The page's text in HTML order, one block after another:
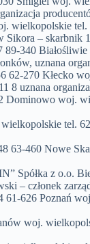
–
340
uznana
270 Kłecko
8 uznana
woj.
tel.
460 Nowe
Spółka z o.o.
– członek
626 Poznań
woj.